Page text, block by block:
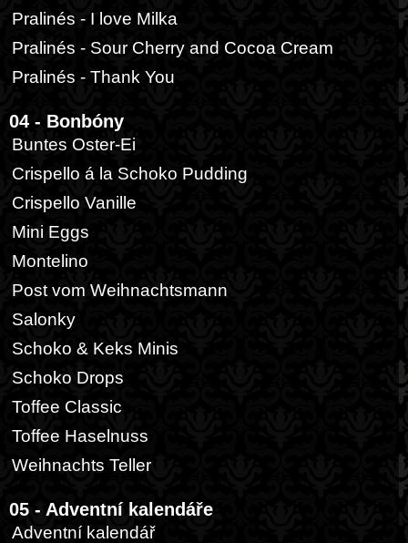
Pralinés - I love Milka
Pralinés - Sour Cherry and Cocoa Cream
Pralinés - Thank You
04 - Bonbóny
Buntes Oster-Ei
Crispello á la Schoko Pudding
Crispello Vanille
Mini Eggs
Montelino
Post vom Weihnachtsmann
Salonky
Schoko & Keks Minis
Schoko Drops
Toffee Classic
Toffee Haselnuss
Weihnachts Teller
05 - Adventní kalendáře
Adventní kalendář